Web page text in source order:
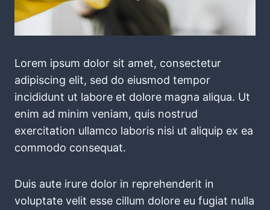
Lorem ipsum dolor sit amet, consectetur
adipiscing elit, sed do eiusmod tempor
incididunt ut labore et dolore magna aliqua. Ut
enim ad minim veniam, quis nostrud
exercitation ullamco laboris nisi ut aliquip ex ea
commodo consequat.
Duis aute irure dolor in reprehenderit in
voluptate velit esse cillum dolore eu fugiat nulla